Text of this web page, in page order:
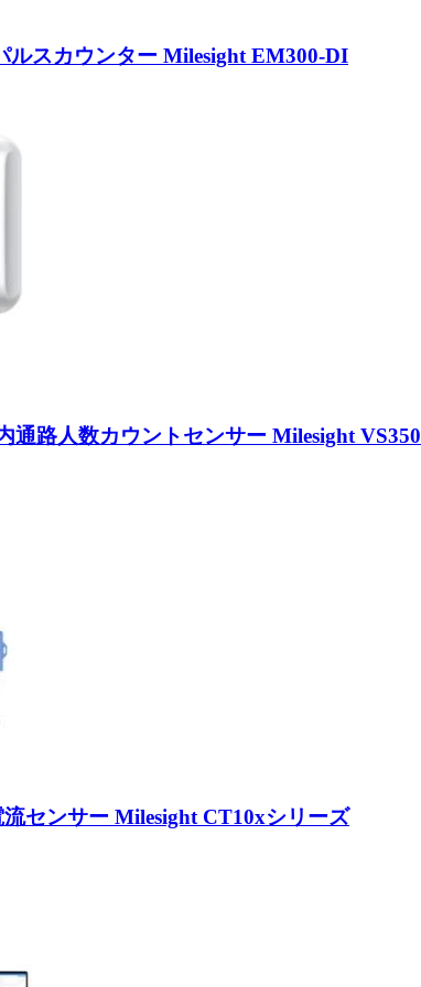
スカウンター Milesight EM300-DI
通路人数カウントセンサー Milesight VS350
センサー Milesight CT10xシリーズ